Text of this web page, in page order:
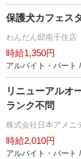
保護犬カフェス
わんだん邸南千住店
時給1,350円
アルバイト・パート
リニューアルオ
ランク不問
株式会社日本アメニ
時給2,010円
アルバイト・パート